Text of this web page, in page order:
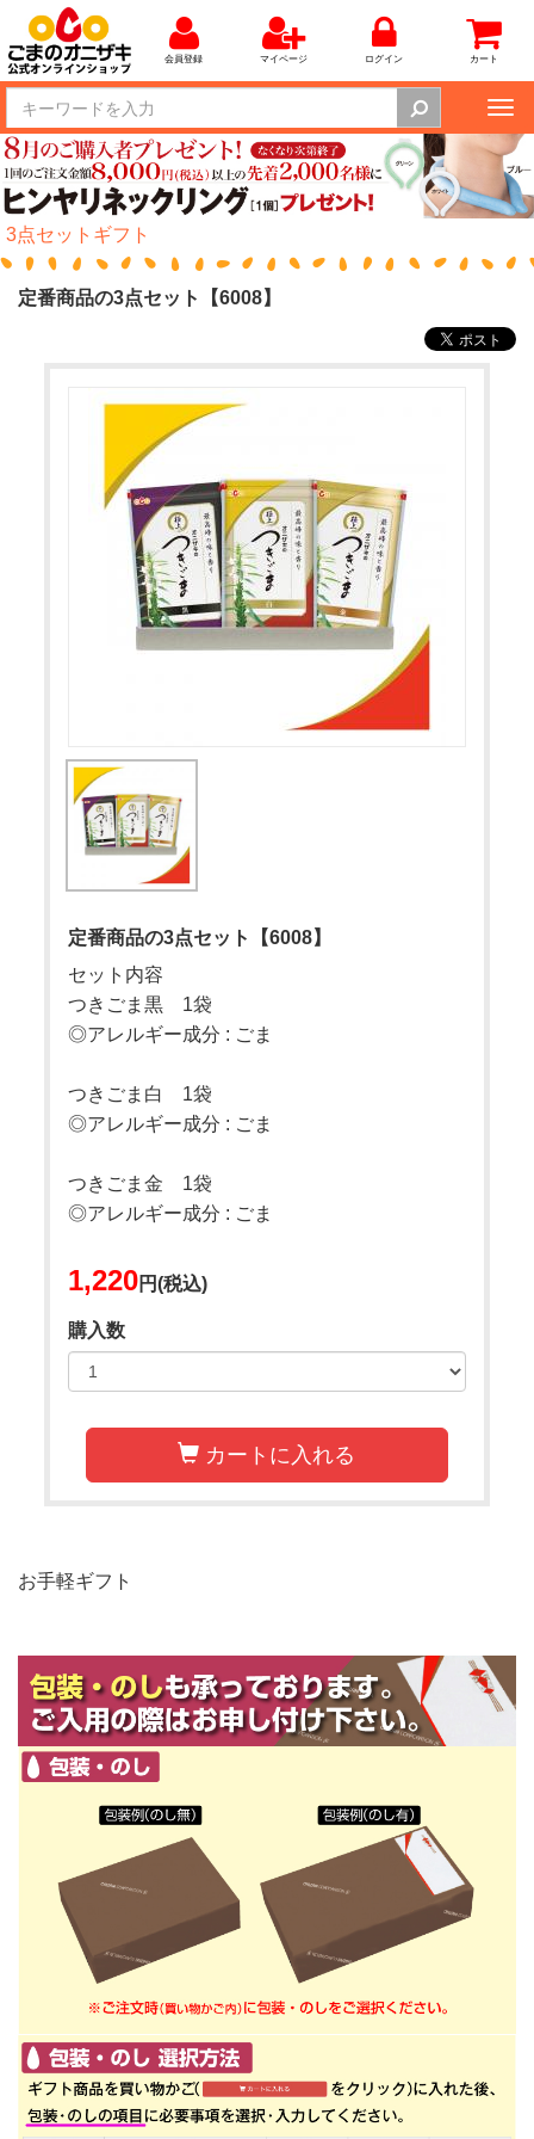
会員登録 マイページ ログイン カート
3点セットギフト
定番商品の3点セット【6008】
定番商品の3点セット【6008】
セット内容
つきごま黒 1袋
◎アレルギー成分 : ごま
つきごま白 1袋
◎アレルギー成分 : ごま
つきごま金 1袋
◎アレルギー成分 : ごま
1,220円(税込)
購入数
カートに入れる
お手軽ギフト